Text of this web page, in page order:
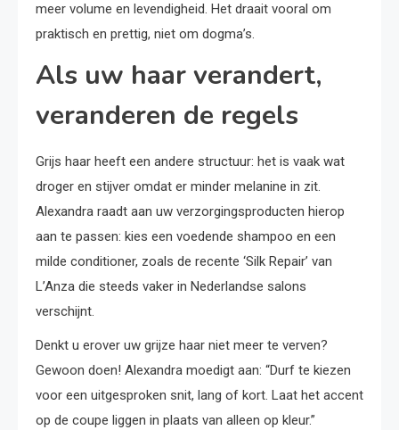
meer volume en levendigheid. Het draait vooral om
praktisch en prettig, niet om dogma’s.
Als uw haar verandert,
veranderen de regels
Grijs haar heeft een andere structuur: het is vaak wat
droger en stijver omdat er minder melanine in zit.
Alexandra raadt aan uw verzorgingsproducten hierop
aan te passen: kies een voedende shampoo en een
milde conditioner, zoals de recente ‘Silk Repair’ van
L’Anza die steeds vaker in Nederlandse salons
verschijnt.
Denkt u erover uw grijze haar niet meer te verven?
Gewoon doen! Alexandra moedigt aan: “Durf te kiezen
voor een uitgesproken snit, lang of kort. Laat het accent
op de coupe liggen in plaats van alleen op kleur.”